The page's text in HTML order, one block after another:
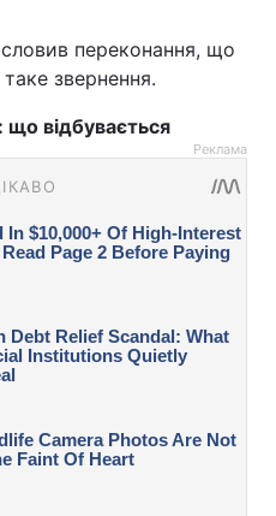
переконання, що
звернення.
що відбувається
Реклама